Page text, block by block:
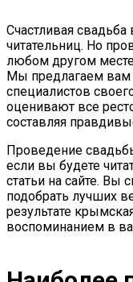
Счастливая
читательниц. Но
любом другом
Мы предлагаем вам
специалистов
оценивают все
составляя
Проведение
если вы будете
статьи на сайте. Вы
подобрать лучших
результате
воспоминанием в